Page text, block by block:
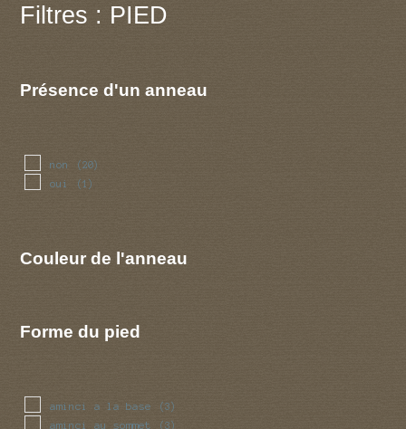
Filtres : PIED
Présence d'un anneau
non (20)
oui (1)
Couleur de l'anneau
Forme du pied
aminci a la base (3)
aminci au sommet (3)